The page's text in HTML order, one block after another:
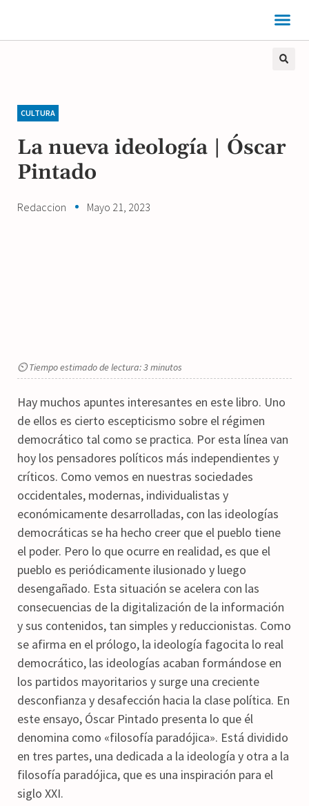
CULTURA
La nueva ideología | Óscar
Pintado
Redaccion Mayo 21, 2023
⏲ Tiempo estimado de lectura: 3 minutos
Hay muchos apuntes interesantes en este libro. Uno
de ellos es cierto escepticismo sobre el régimen
democrático tal como se practica. Por esta línea van
hoy los pensadores políticos más independientes y
críticos. Como vemos en nuestras sociedades
occidentales, modernas, individualistas y
económicamente desarrolladas, con las ideologías
democráticas se ha hecho creer que el pueblo tiene
el poder. Pero lo que ocurre en realidad, es que el
pueblo es periódicamente ilusionado y luego
desengañado. Esta situación se acelera con las
consecuencias de la digitalización de la información
y sus contenidos, tan simples y reduccionistas. Como
se afirma en el prólogo, la ideología fagocita lo real
democrático, las ideologías acaban formándose en
los partidos mayoritarios y surge una creciente
desconfianza y desafección hacia la clase política. En
este ensayo, Óscar Pintado presenta lo que él
denomina como «filosofía paradójica». Está dividido
en tres partes, una dedicada a la ideología y otra a la
filosofía paradójica, que es una inspiración para el
siglo XXI.